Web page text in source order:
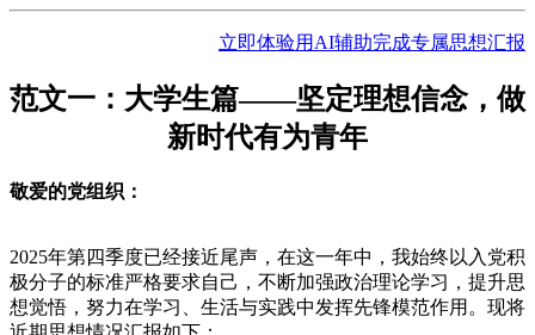
立即体验用AI辅助完成专属思想汇报
范文一：大学生篇——坚定理想信念，做
新时代有为青年
敬爱的党组织：
2025年第四季度已经接近尾声，在这一年中，我始终以入党积
极分子的标准严格要求自己，不断加强政治理论学习，提升思
想觉悟，努力在学习、生活与实践中发挥先锋模范作用。现将